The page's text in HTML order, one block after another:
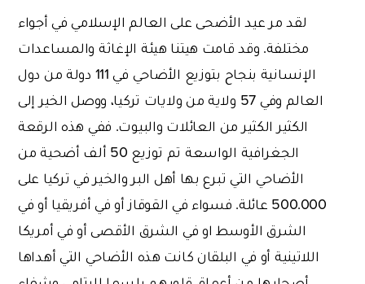
لقد مر عيد الأضحى على العالم الإسلامي في أجواء
مختلفة. وقد قامت هيتنا هيئة الإغاثة والمساعدات
الإنسانية بنجاح بتوزيع الأضاحي في 111 دولة من دول
العالم وفي 57 ولاية من ولايات تركيا، ووصل الخير إلى
الكثير الكثير من العائلات والبيوت. ففي هذه الرقعة
الجغرافية الواسعة تم توزيع 50 ألف أضحية من
الأضاحي التي تبرع بها أهل البر والخير في تركيا على
500.000 عائلة. فسواء في القوقاز أو في أفريقيا أو في
الشرق الأوسط او في الشرق الأقصى أو في أمريكا
اللاتينية أو في البلقان كانت هذه الأضاحي التي أهداها